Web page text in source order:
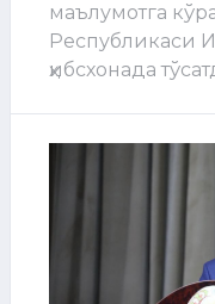
маълумотга
Республикаси
ҳибсхонада